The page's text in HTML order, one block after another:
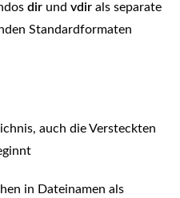
dir undvdir als separate
Standardformaten
auch die Versteckten
in Dateinamen als